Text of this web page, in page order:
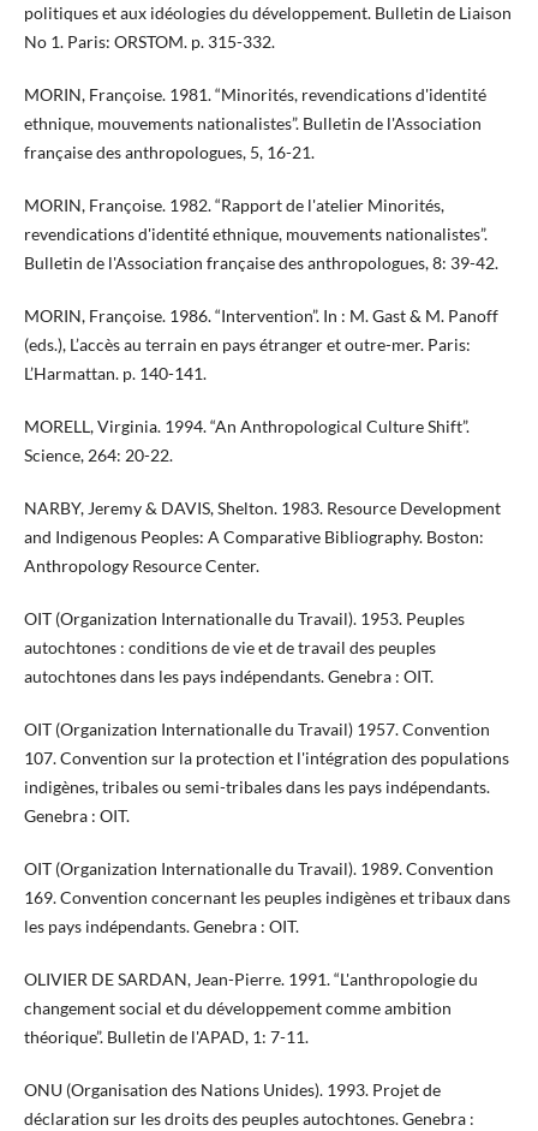
politiques et aux idéologies du développement. Bulletin de Liaison
No 1. Paris: ORSTOM. p. 315-332.
MORIN, Françoise. 1981. “Minorités, revendications d'identité
ethnique, mouvements nationalistes”. Bulletin de l'Association
française des anthropologues, 5, 16-21.
MORIN, Françoise. 1982. “Rapport de l'atelier Minorités,
revendications d'identité ethnique, mouvements nationalistes”.
Bulletin de l'Association française des anthropologues, 8: 39-42.
MORIN, Françoise. 1986. “Intervention”. In : M. Gast & M. Panoff
(eds.), L’accès au terrain en pays étranger et outre-mer. Paris:
L’Harmattan. p. 140-141.
MORELL, Virginia. 1994. “An Anthropological Culture Shift”.
Science, 264: 20-22.
NARBY, Jeremy & DAVIS, Shelton. 1983. Resource Development
and Indigenous Peoples: A Comparative Bibliography. Boston:
Anthropology Resource Center.
OIT (Organization Internationalle du Travail). 1953. Peuples
autochtones : conditions de vie et de travail des peuples
autochtones dans les pays indépendants. Genebra : OIT.
OIT (Organization Internationalle du Travail) 1957. Convention
107. Convention sur la protection et l'intégration des populations
indigènes, tribales ou semi-tribales dans les pays indépendants.
Genebra : OIT.
OIT (Organization Internationalle du Travail). 1989. Convention
169. Convention concernant les peuples indigènes et tribaux dans
les pays indépendants. Genebra : OIT.
OLIVIER DE SARDAN, Jean-Pierre. 1991. “L'anthropologie du
changement social et du développement comme ambition
théorique”. Bulletin de l'APAD, 1: 7-11.
ONU (Organisation des Nations Unides). 1993. Projet de
déclaration sur les droits des peuples autochtones. Genebra :